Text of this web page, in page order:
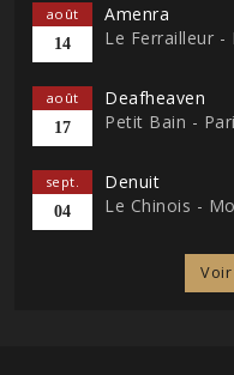
août
14
Amenra
Le Ferrailleur -
août
17
Deafheaven
Petit Bain -
sept.
04
Denuit
Le Chinois -